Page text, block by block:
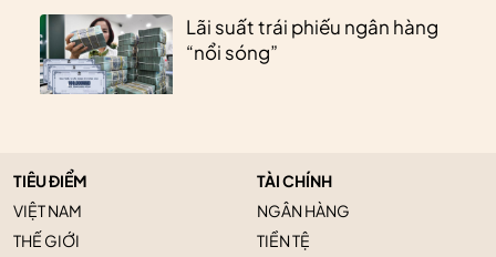
Lãi suất trái phiếu ngân hàng
“nổi sóng”
TIÊU ĐIỂM
VIỆT NAM
THẾ GIỚI
TÀI CHÍNH
NGÂN HÀNG
TIỀN TỆ